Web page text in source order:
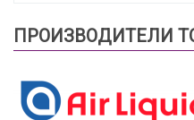
ПРОИЗВОДИТЕЛИ